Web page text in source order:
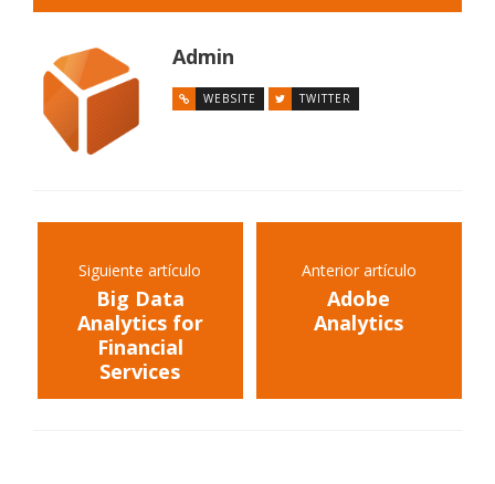
Admin
WEBSITE TWITTER
Siguiente artículo
Big Data
Analytics for
Financial
Services
Anterior artículo
Adobe
Analytics